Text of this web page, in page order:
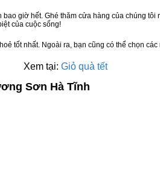
bao giờ hết. Ghé thăm cửa hàng của chúng
của cuộc sống!
tốt nhất. Ngoài ra, bạn cũng có thể chọn các
Xem tại: Giỏ quà tết
Sơn Hà Tĩnh